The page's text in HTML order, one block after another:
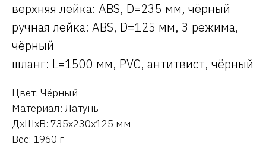
верхняя лейка: ABS, D=235 мм, чёрный
ручная лейка: ABS, D=125 мм, 3 режима,
чёрный
шланг: L=1500 мм, PVC, антитвист, чёрный
Цвет: Чёрный
Материал: Латунь
ДxШxВ: 735x230x125 мм
Вес: 1960 г